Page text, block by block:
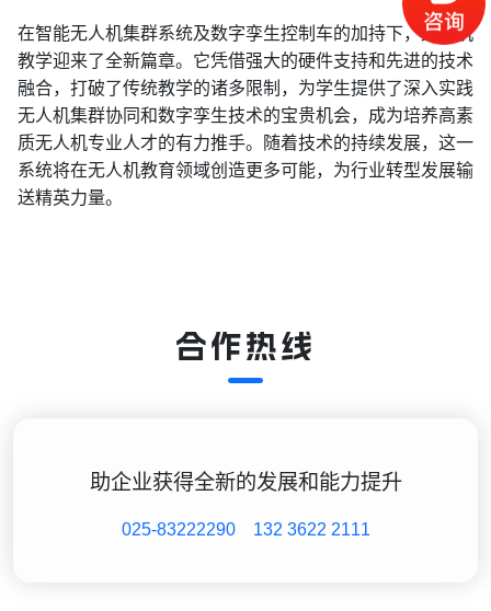
在智能无人机集群系统及数字孪生控制车的加持下，无人机
教学迎来了全新篇章。它凭借强大的硬件支持和先进的技术
融合，打破了传统教学的诸多限制，为学生提供了深入实践
无人机集群协同和数字孪生技术的宝贵机会，成为培养高素
质无人机专业人才的有力推手。随着技术的持续发展，这一
系统将在无人机教育领域创造更多可能，为行业转型发展输
送精英力量。
合作热线
助企业获得全新的发展和能力提升
025-83222290 132 3622 2111